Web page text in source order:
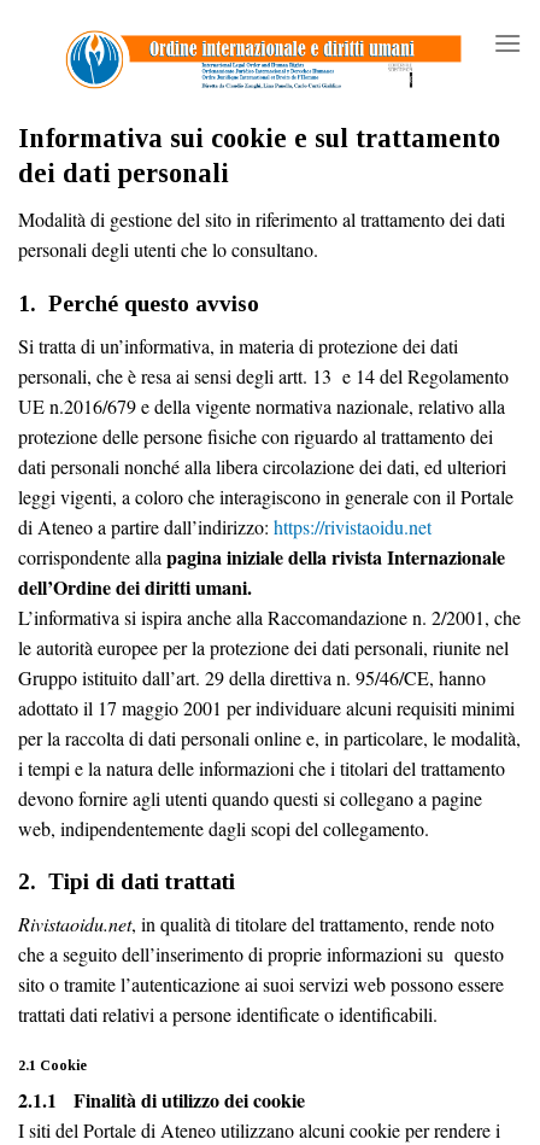
Informativa sui cookie e sul trattamento
dei dati personali
Modalità di gestione del sito in riferimento al trattamento dei dati
personali degli utenti che lo consultano.
1. Perché questo avviso
Si tratta di un’informativa, in materia di protezione dei dati
personali, che è resa ai sensi degli artt. 13 e 14 del Regolamento
UE n.2016/679 e della vigente normativa nazionale, relativo alla
protezione delle persone fisiche con riguardo al trattamento dei
dati personali nonché alla libera circolazione dei dati, ed ulteriori
leggi vigenti, a coloro che interagiscono in generale con il Portale
di Ateneo a partire dall’indirizzo: https://rivistaoidu.net
corrispondente alla pagina iniziale della rivista Internazionale
dell’Ordine dei diritti umani.
L’informativa si ispira anche alla Raccomandazione n. 2/2001, che
le autorità europee per la protezione dei dati personali, riunite nel
Gruppo istituito dall’art. 29 della direttiva n. 95/46/CE, hanno
adottato il 17 maggio 2001 per individuare alcuni requisiti minimi
per la raccolta di dati personali online e, in particolare, le modalità,
i tempi e la natura delle informazioni che i titolari del trattamento
devono fornire agli utenti quando questi si collegano a pagine
web, indipendentemente dagli scopi del collegamento.
2. Tipi di dati trattati
Rivistaoidu.net, in qualità di titolare del trattamento, rende noto
che a seguito dell’inserimento di proprie informazioni su questo
sito o tramite l’autenticazione ai suoi servizi web possono essere
trattati dati relativi a persone identificate o identificabili.
2.1 Cookie
2.1.1 Finalità di utilizzo dei cookie
I siti del Portale di Ateneo utilizzano alcuni cookie per rendere i